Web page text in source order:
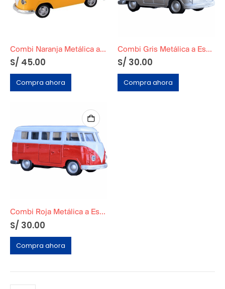
Combi Naranja Metálica a Escala
S/ 45.00
Compra ahora
Combi Gris Metálica a Escala
S/ 30.00
Compra ahora
Combi Roja Metálica a Escala
S/ 30.00
Compra ahora